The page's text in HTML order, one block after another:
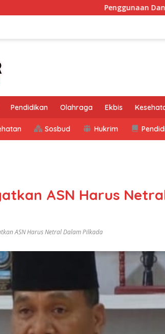
Penggunaan Dana BOK
Pendidikan Olahraga Ekbis
Sosbud Hukrim
ASN Harus
ASN Harus Netral Dalam Pilkada